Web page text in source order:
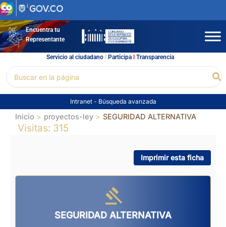
Ir
al
contenidoEncuentra tu
Representante
Servicio al ciudadano l Participal Transparencia
por:
Intranet - Búsqueda avanzada
Inicio proyectos-ley SEGURIDAD ALTERNATIVA
Visitas: 315
Imprimir esta ficha
SEGURIDAD ALTERNATIVA